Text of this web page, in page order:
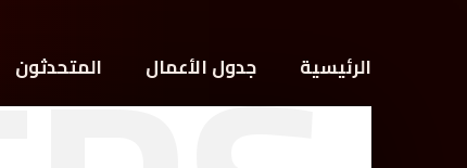
الرئيسية جدول الأعمال المتحدثون